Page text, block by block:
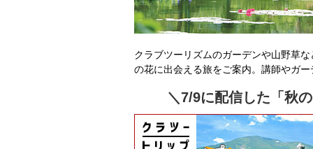
クラブツーリズムのガーデンや山野草
の花に出会える旅をご案内。講師やガ
＼7/9に配信した「秋